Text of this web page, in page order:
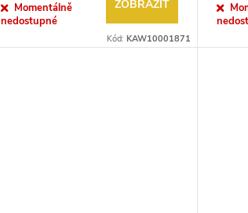
Momentálně
nedostupné
ZOBRAZIT
Kód: KAW10001871